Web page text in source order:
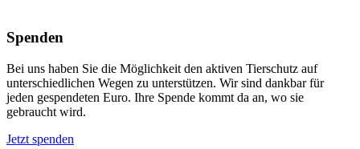
Spenden
Bei uns haben Sie die Möglichkeit den aktiven Tierschutz auf
unterschiedlichen Wegen zu unterstützen. Wir sind dankbar für
jeden gespendeten Euro. Ihre Spende kommt da an, wo sie
gebraucht wird.
Jetzt spenden